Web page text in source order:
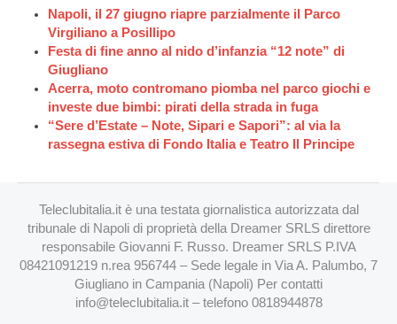
Napoli, il 27 giugno riapre parzialmente il Parco
Virgiliano a Posillipo
Festa di fine anno al nido d’infanzia “12 note” di
Giugliano
Acerra, moto contromano piomba nel parco giochi e
investe due bimbi: pirati della strada in fuga
“Sere d’Estate – Note, Sipari e Sapori”: al via la
rassegna estiva di Fondo Italia e Teatro Il Principe
Teleclubitalia.it è una testata giornalistica autorizzata dal
tribunale di Napoli di proprietà della Dreamer SRLS direttore
responsabile Giovanni F. Russo. Dreamer SRLS P.IVA
08421091219 n.rea 956744 – Sede legale in Via A. Palumbo, 7
Giugliano in Campania (Napoli) Per contatti
info@teleclubitalia.it– telefono 0818944878